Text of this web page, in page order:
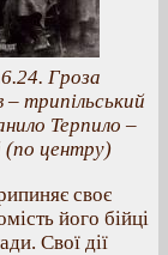
Гроза
– трипільський
Терпило –
(по центру)
своє
його бійці
Свої дії